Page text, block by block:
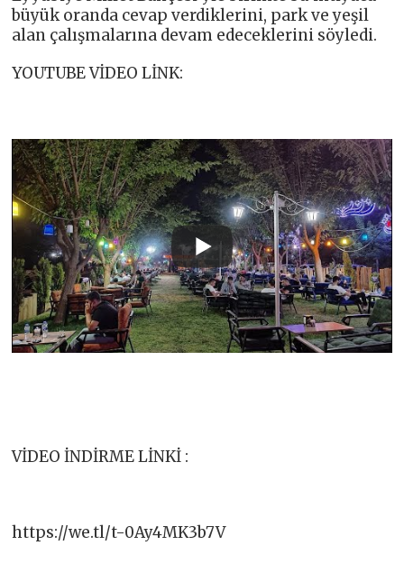
büyük oranda cevap verdiklerini, park ve yeşil
alan çalışmalarına devam edeceklerini söyledi.
YOUTUBE VİDEO LİNK:
VİDEO İNDİRME LİNKİ :
https://we.tl/t-0Ay4MK3b7V